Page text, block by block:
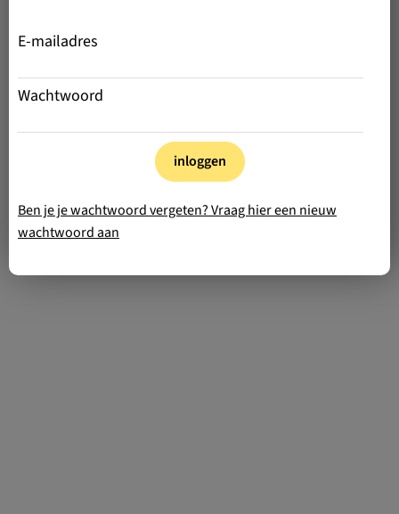
E-mailadres
Wachtwoord
inloggen
Ben je je wachtwoord vergeten? Vraag hier een nieuw
wachtwoord aan